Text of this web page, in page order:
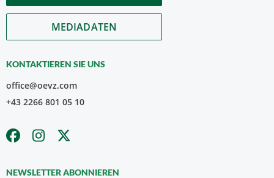
MEDIADATEN
KONTAKTIEREN SIE UNS
office@oevz.com
+43 2266 801 05 10
NEWSLETTER ABONNIEREN